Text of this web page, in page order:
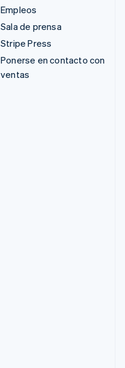
Empleos
Sala de prensa
Stripe Press
Ponerse en contacto con
ventas